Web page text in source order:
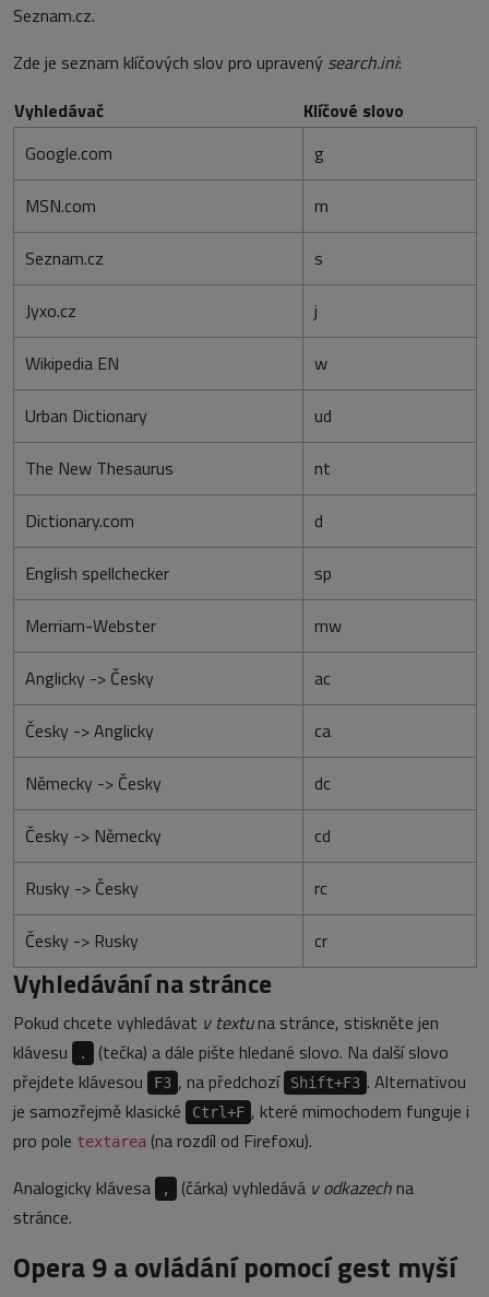
Seznam.cz.
Zde je seznam klíčových slov pro upravený search.ini:
Vyhledávač
Klíčové slovo
Google.com
g
MSN.com
m
Seznam.cz
s
Jyxo.cz
j
Wikipedia EN
w
Urban Dictionary
ud
The New Thesaurus
nt
Dictionary.com
d
English spellchecker
sp
Merriam-Webster
mw
Anglicky -> Česky
ac
Česky -> Anglicky
ca
Německy -> Česky
dc
Česky -> Německy
cd
Rusky -> Česky
rc
Česky -> Rusky
cr
Vyhledávání na stránce
Pokud chcete vyhledávat v textuna stránce, stiskněte jen
klávesu
.
(tečka) a dále pište hledané slovo. Na další slovo
přejdete klávesou
F3 , na předchozí Shift+F3 . Alternativou
je samozřejmě klasické
Ctrl+F , které mimochodem funguje i
pro pole textarea (na rozdíl od Firefoxu).
Analogicky klávesa
, (čárka) vyhledává v odkazech na
stránce.
Opera 9 a ovládání pomocí gest myší